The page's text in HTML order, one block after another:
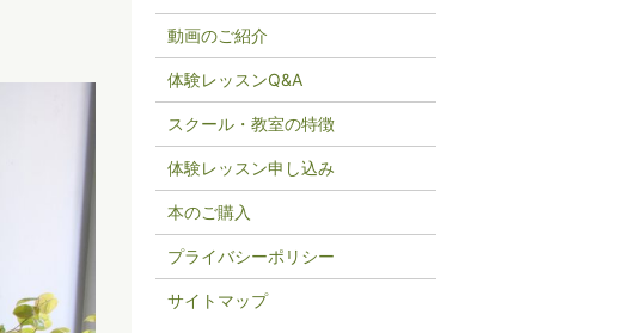
動画のご紹介
体験レッスンQ&A
スクール・教室の特徴
体験レッスン申し込み
本のご購入
プライバシーポリシー
サイトマップ